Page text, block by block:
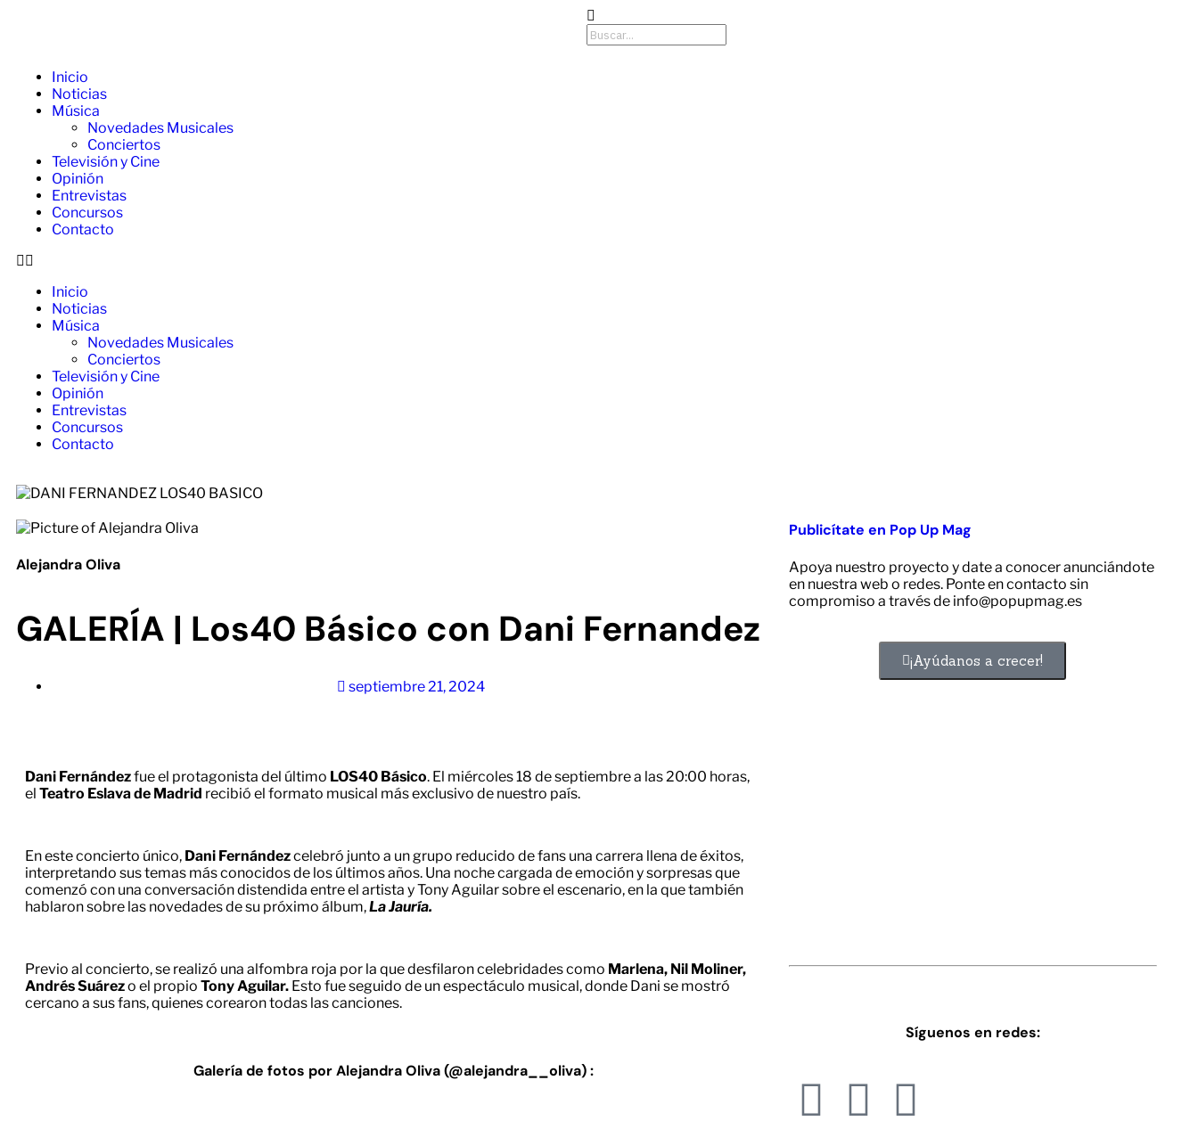
Inicio
Noticias
Música
Novedades Musicales
Conciertos
Televisión y Cine
Opinión
Entrevistas
Concursos
Contacto
Inicio
Noticias
Música
Novedades Musicales
Conciertos
Televisión y Cine
Opinión
Entrevistas
Concursos
Contacto
Alejandra Oliva
GALERÍA | Los40 Básico con Dani Fernandez
septiembre 21, 2024
Dani Fernándezfue el protagonista del último LOS40 Básico. El miércoles 18 de septiembre a las 20:00 horas,
el Teatro Eslava de Madrid recibió el formato musical más exclusivo de nuestro país.
En este concierto único, Dani Fernándezcelebró junto a un grupo reducido de fans una carrera llena de éxitos,
interpretando sus temas más conocidos de los últimos años. Una noche cargada de emoción y sorpresas que
comenzó con una conversación distendida entre el artista y Tony Aguilar sobre el escenario, en la que también
hablaron sobre las novedades de su próximo álbum,La Jauría.
Previo al concierto, se realizó una alfombra roja por la que desfilaron celebridades como Marlena, Nil Moliner,
Andrés Suárezo el propio Tony Aguilar. Esto fue seguido de un espectáculo musical, donde Dani se mostró
cercano a sus fans, quienes corearon todas las canciones.
Galería de fotos por Alejandra Oliva (@alejandra__oliva) :
Publicítate en Pop Up Mag
Apoya nuestro proyecto y date a conocer anunciándote
en nuestra web o redes. Ponte en contacto sin
compromiso a través de info@popupmag.es
¡Ayúdanos a crecer!
Síguenos en redes: